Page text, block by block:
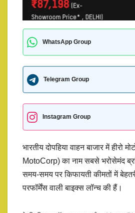
WhatsApp Group
Telegram Group
Instagram Group
भारतीय दोपहिया वाहन बाजार में हीरो
MotoCorp) का नाम सबसे भरोसेमंद
समय-समय पर किफायती कीमतों में
परफॉर्मेंस वाली बाइक्स लॉन्च की हैं।